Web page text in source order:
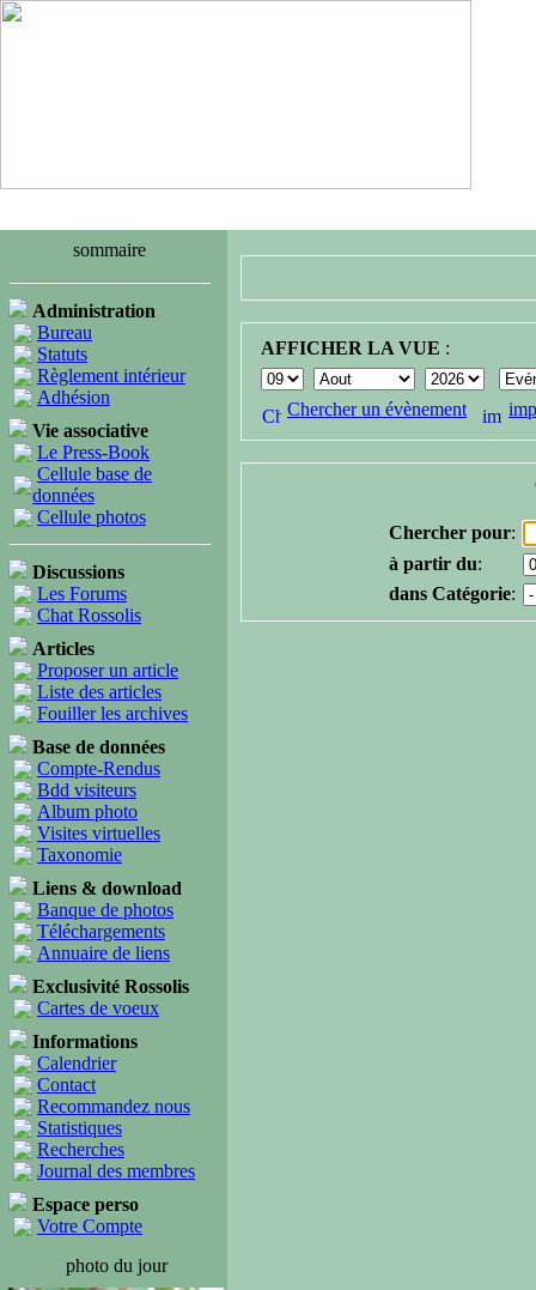
sommaire
Administration
Bureau
Statuts
Règlement intérieur
Adhésion
Vie associative
Le Press-Book
Cellule base de
données
Cellule photos
Discussions
Les Forums
Chat Rossolis
Articles
Proposer un article
Liste des articles
Fouiller les archives
Base de données
Compte-Rendus
Bdd visiteurs
Album photo
Visites virtuelles
Taxonomie
Liens & download
Banque de photos
Téléchargements
Annuaire de liens
Exclusivité Rossolis
Cartes de voeux
Informations
Calendrier
Contact
Recommandez nous
Statistiques
Recherches
Journal des membres
Espace perso
Votre Compte
photo du jour
AFFICHER LA VUE :
Chercher un évènement
Chercher pour:
à partir du:
dans Catégorie: